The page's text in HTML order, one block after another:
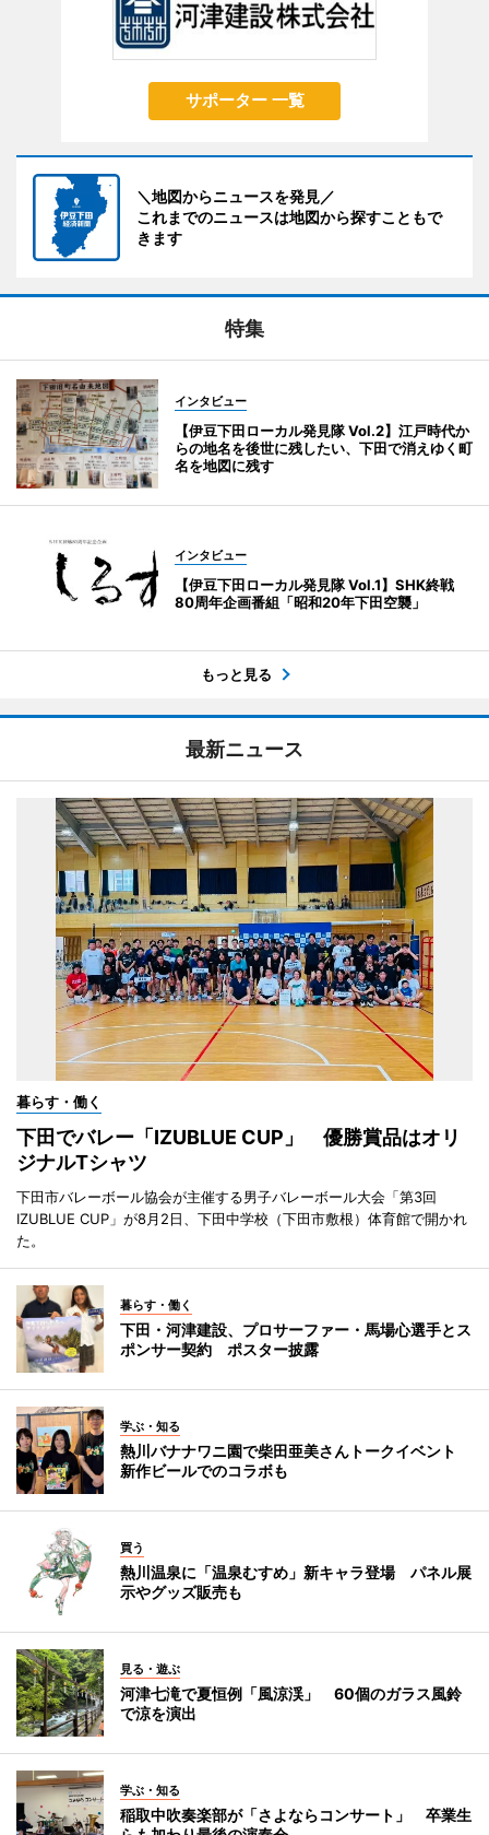
サポーター 一覧
＼地図からニュースを発見／
これまでのニュースは地図から探すこともで
きます
特集
インタビュー
【伊豆下田ローカル発見隊 Vol.2】江戸時代か
らの地名を後世に残したい、下田で消えゆく町
名を地図に残す
インタビュー
【伊豆下田ローカル発見隊 Vol.1】SHK終戦
80周年企画番組「昭和20年下田空襲」
もっと見る
最新ニュース
暮らす・働く
下田でバレー「IZUBLUE CUP」 優勝賞品はオリ
ジナルTシャツ
下田市バレーボール協会が主催する男子バレーボール大会「第3回
IZUBLUE CUP」が8月2日、下田中学校（下田市敷根）体育館で開かれ
た。
暮らす・働く
下田・河津建設、プロサーファー・馬場心選手とス
ポンサー契約 ポスター披露
学ぶ・知る
熱川バナナワニ園で柴田亜美さんトークイベント
新作ビールでのコラボも
買う
熱川温泉に「温泉むすめ」新キャラ登場 パネル展
示やグッズ販売も
見る・遊ぶ
河津七滝で夏恒例「風涼渓」 60個のガラス風鈴
で涼を演出
学ぶ・知る
稲取中吹奏楽部が「さよならコンサート」 卒業生